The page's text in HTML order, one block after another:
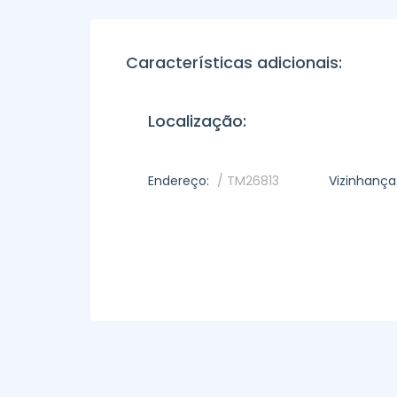
Características adicionais:
Localização:
Endereço: / TM26813